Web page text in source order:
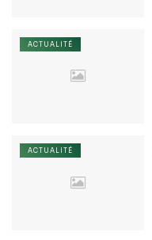
ACTUALITÉ
ACTUALITÉ